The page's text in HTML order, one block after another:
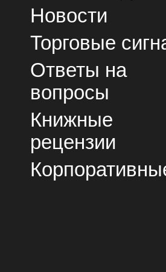
Новости
Торговые
Ответы на
вопросы
Книжные
рецензии